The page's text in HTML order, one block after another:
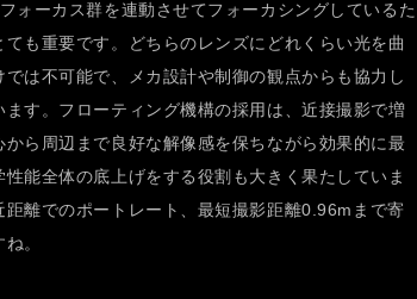
ォーカス群を連動させてフォーカシングしているた
も重要です。どちらのレンズにどれくらい光を曲
は不可能で、メカ設計や制御の観点からも協力し
す。フローティング機構の採用は、近接撮影で増
ら周辺まで良好な解像感を保ちながら効果的に最
能全体の底上げをする役割も大きく果たしていま
離でのポートレート、最短撮影距離0.96mまで寄
。